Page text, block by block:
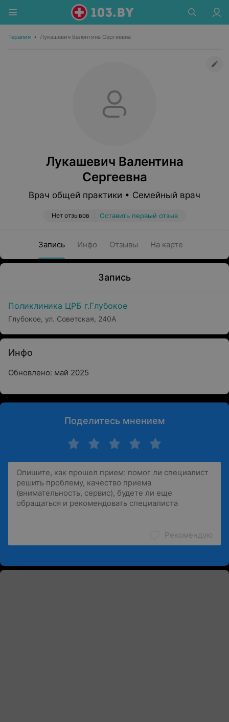
Терапия • Лукашевич Валентина Сергеевна
Лукашевич Валентина
Сергеевна
Врач общей практики • Семейный врач
Нет отзывов Оставить первый отзыв
Запись Инфо Отзывы На карте
Запись
Поликлиника ЦРБ г.Глубокое
Глубокое, ул. Советская, 240А
Инфо
Обновлено: май 2025
Поделитесь мнением
Рекомендую